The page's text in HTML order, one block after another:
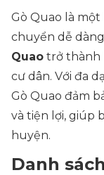
Gò Quao là
chuyển dễ
Quao trở thành
cư dân. Với đa
Gò Quao đảm
và tiện lợi, giúp
huyện.
Danh